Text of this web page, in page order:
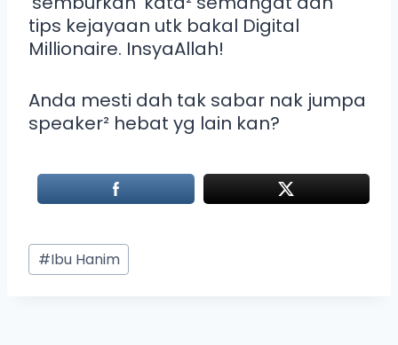
tips kejayaan utk bakal Digital
Millionaire. InsyaAllah!
Anda mesti dah tak sabar nak jumpa
speaker² hebat yg lain kan?
#Ibu Hanim